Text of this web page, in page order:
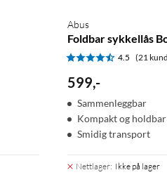
Abus
Foldbar sykkellås
4.5 (21
599,-
Sammenleggbar
Kompakt og holdbar
Smidig transport
Nettlager: Ikke på lager